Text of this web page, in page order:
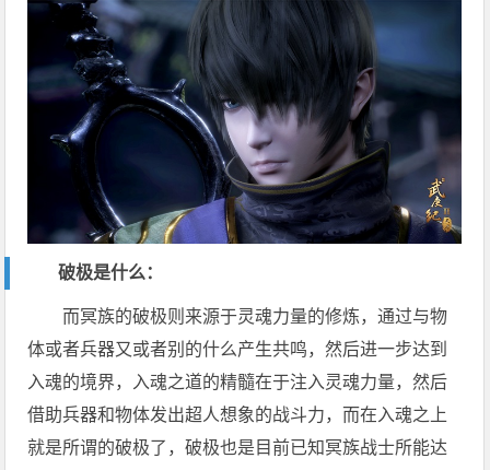
破极是什么：
而冥族的破极则来源于灵魂力量的修炼，通过与物
体或者兵器又或者别的什么产生共鸣，然后进一步达到
入魂的境界，入魂之道的精髓在于注入灵魂力量，然后
借助兵器和物体发出超人想象的战斗力，而在入魂之上
就是所谓的破极了，破极也是目前已知冥族战士所能达